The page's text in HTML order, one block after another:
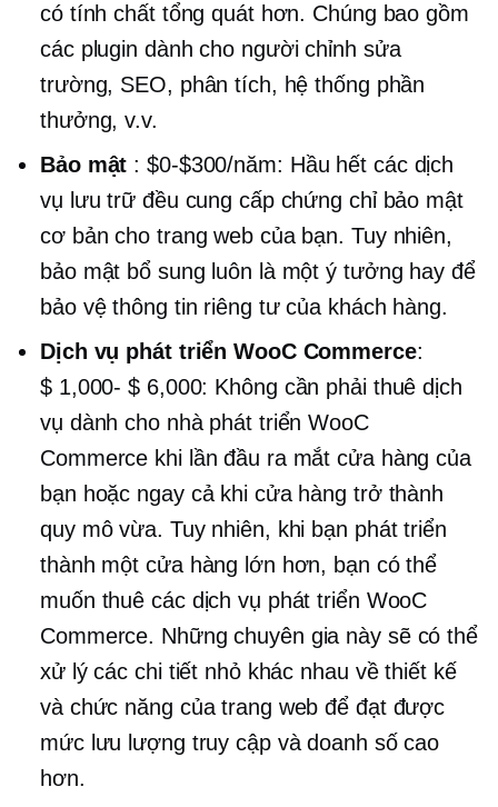
có tính chất tổng quát hơn. Chúng bao gồm
các plugin dành cho người chỉnh sửa
trường, SEO, phân tích, hệ thống phần
thưởng, v.v.
Bảo mật :$0-$300/năm: Hầu hết các dịch
vụ lưu trữ đều cung cấp chứng chỉ bảo mật
cơ bản cho trang web của bạn. Tuy nhiên,
bảo mật bổ sung luôn là một ý tưởng hay để
bảo vệ thông tin riêng tư của khách hàng.
Dịch vụ phát triển WooC Commerce:
$ 1,000- $ 6,000: Không cần phải thuê dịch
vụ dành cho nhà phát triển WooC
Commerce khi lần đầu ra mắt cửa hàng của
bạn hoặc ngay cả khi cửa hàng trở thành
quy mô vừa. Tuy nhiên, khi bạn phát triển
thành một cửa hàng lớn hơn, bạn có thể
muốn thuê các dịch vụ phát triển WooC
Commerce. Những chuyên gia này sẽ có thể
xử lý các chi tiết nhỏ khác nhau về thiết kế
và chức năng của trang web để đạt được
mức lưu lượng truy cập và doanh số cao
hơn.